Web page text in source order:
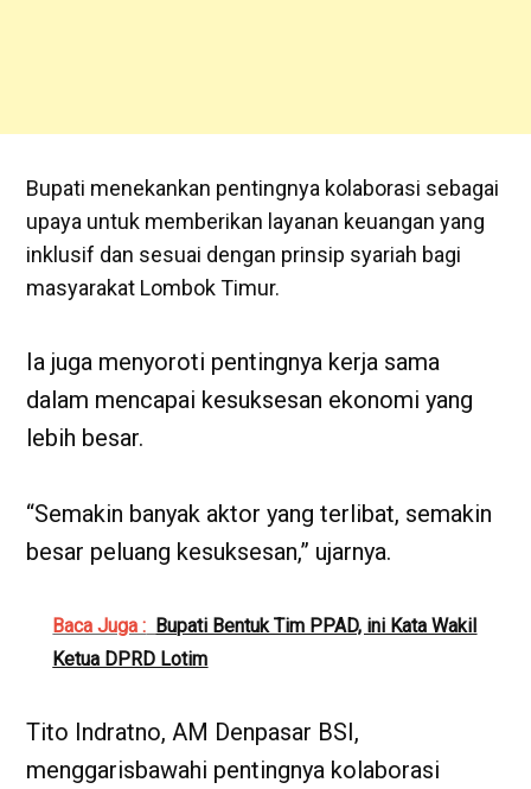
Bupati menekankan pentingnya kolaborasi sebagai
upaya untuk memberikan layanan keuangan yang
inklusif dan sesuai dengan prinsip syariah bagi
masyarakat Lombok Timur.
Ia juga menyoroti pentingnya kerja sama
dalam mencapai kesuksesan ekonomi yang
lebih besar.
“Semakin banyak aktor yang terlibat, semakin
besar peluang kesuksesan,” ujarnya.
Baca Juga : Bupati Bentuk Tim PPAD, ini Kata Wakil
Ketua DPRD Lotim
Tito Indratno, AM Denpasar BSI,
menggarisbawahi pentingnya kolaborasi